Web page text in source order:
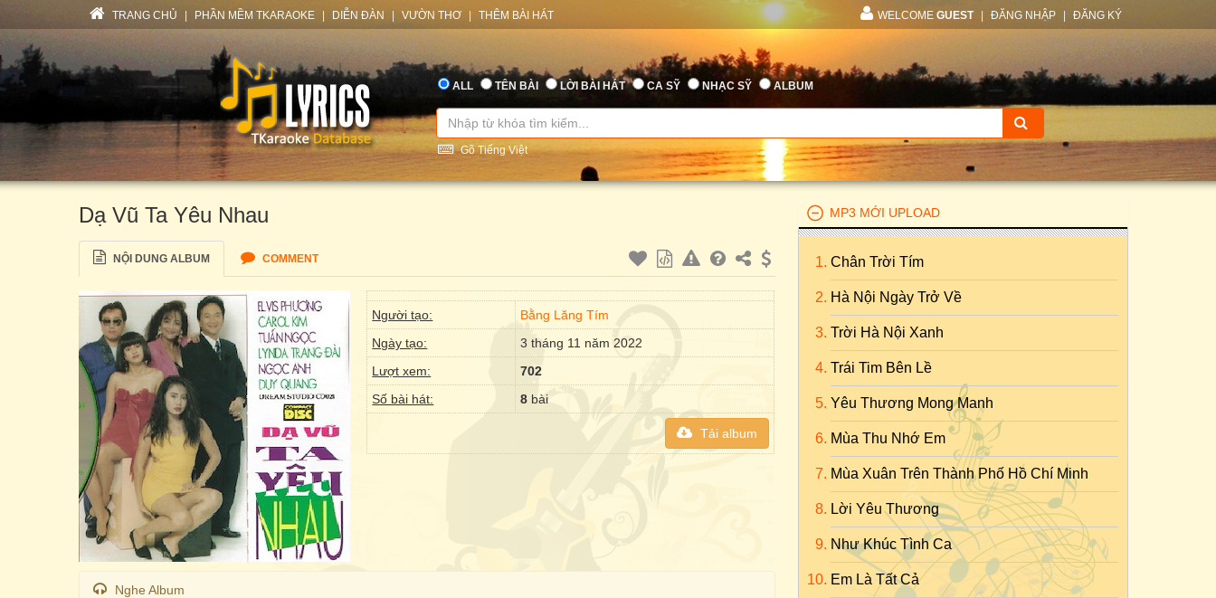
TRANG CHỦ PHẦN MỀM TKARAOKE DIỄN ĐÀN VƯỜN THƠ THÊM BÀI HÁT WELCOME GUEST ĐĂNG NHẬP ĐĂNG KÝ
ALL TÊN BÀI LỜI BÀI HÁT CA SỸ NHẠC SỸ ALBUM
Gõ Tiếng Việt
Dạ Vũ Ta Yêu Nhau
NỘI DUNG ALBUM COMMENT
Người tạo:
Bằng Lăng Tím
Ngày tạo:
3 tháng 11 năm 2022
Lượt xem:
702
Số bài hát:
8 bài
Tải album
Nghe Album
MP3 MỚI UPLOAD
Chân Trời Tím
Hà Nội Ngày Trở Về
Trời Hà Nội Xanh
Trái Tim Bên Lề
Yêu Thương Mong Manh
Mùa Thu Nhớ Em
Mùa Xuân Trên Thành Phố Hồ Chí Minh
Lời Yêu Thương
Như Khúc Tình Ca
Em Là Tất Cả